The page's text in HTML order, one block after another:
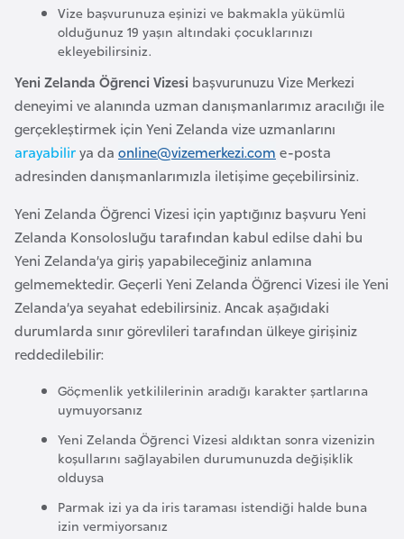
Vize başvurunuza eşinizi ve bakmakla yükümlü
olduğunuz 19 yaşın altındaki çocuklarınızı
ekleyebilirsiniz.
Yeni Zelanda Öğrenci Vizesi başvurunuzu Vize Merkezi
deneyimi ve alanında uzman danışmanlarımız aracılığı ile
gerçekleştirmek için Yeni Zelanda vize uzmanlarını
arayabilirya da online@vizemerkezi.com e-posta
adresinden danışmanlarımızla iletişime geçebilirsiniz.
Yeni Zelanda Öğrenci Vizesi için yaptığınız başvuru Yeni
Zelanda Konsolosluğu tarafından kabul edilse dahi bu
Yeni Zelanda’ya giriş yapabileceğiniz anlamına
gelmemektedir. Geçerli Yeni Zelanda Öğrenci Vizesi ile Yeni
Zelanda’ya seyahat edebilirsiniz. Ancak aşağıdaki
durumlarda sınır görevlileri tarafından ülkeye girişiniz
reddedilebilir:
Göçmenlik yetkililerinin aradığı karakter şartlarına
uymuyorsanız
Yeni Zelanda Öğrenci Vizesi aldıktan sonra vizenizin
koşullarını sağlayabilen durumunuzda değişiklik
olduysa
Parmak izi ya da iris taraması istendiği halde buna
izin vermiyorsanız
n
B
a
g
l
a
d
e
ş